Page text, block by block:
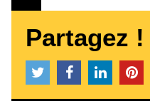
Partagez !